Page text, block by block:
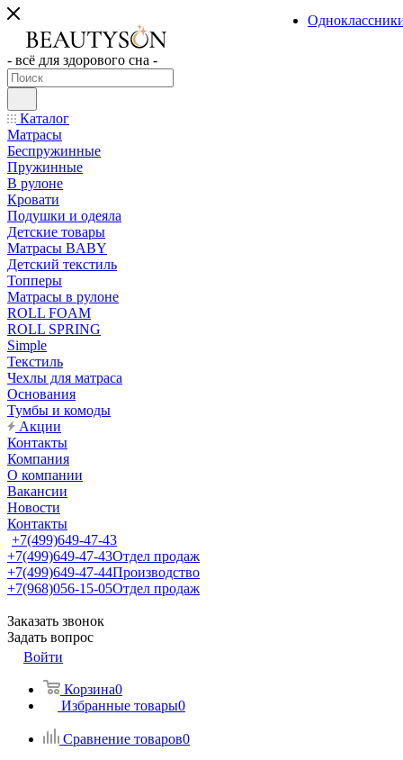
- всё для здорового сна -
Каталог
Матрасы
Беспружинные
Пружинные
В рулоне
Кровати
Подушки и одеяла
Детские товары
Матрасы BABY
Детский текстиль
Топперы
Матрасы в рулоне
ROLL FOAM
ROLL SPRING
Simple
Текстиль
Чехлы для матраса
Основания
Тумбы и комоды
Акции
Контакты
Компания
О компании
Вакансии
Новости
Контакты
+7(499)649-47-43
+7(499)649-47-43Отдел продаж
+7(499)649-47-44Производство
+7(968)056-15-05Отдел продаж
Заказать звонок
Задать вопрос
Войти
Корзина0
Избранные товары0
Сравнение товаров0